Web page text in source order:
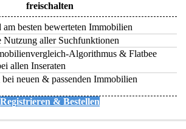
freischalten
am besten bewerteten Immobilien
Nutzung aller Suchfunktionen
Algorithmus & Flatbee
allen Inseraten
bei neuen & passenden Immobilien
Registrieren & Bestellen